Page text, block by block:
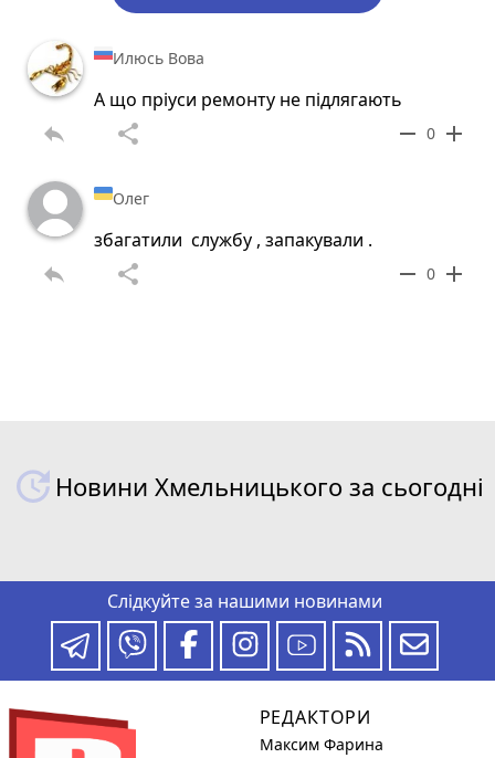
Илюсь Вова
А що пріуси ремонту не підлягають
reply share remove 0 add
Олег
збагатили службу , запакували .
reply share remove 0 add
Новини Хмельницького за сьогодні
Слідкуйте за нашими новинами
РЕДАКТОРИ
Максим Фарина